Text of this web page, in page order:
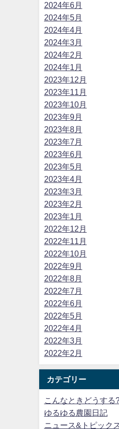
2024年6月
2024年5月
2024年4月
2024年3月
2024年2月
2024年1月
2023年12月
2023年11月
2023年10月
2023年9月
2023年8月
2023年7月
2023年6月
2023年5月
2023年4月
2023年3月
2023年2月
2023年1月
2022年12月
2022年11月
2022年10月
2022年9月
2022年8月
2022年7月
2022年6月
2022年5月
2022年4月
2022年3月
2022年2月
カテゴリー
こんなときどうする
ゆるゆる農園日記
ニュース&トピックス